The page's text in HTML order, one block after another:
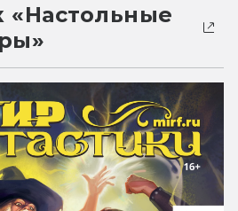
«Настольные